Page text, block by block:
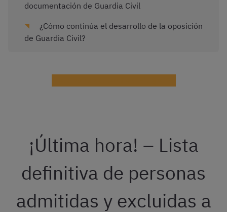
documentación de Guardia Civil
¿Cómo continúa el desarrollo de la oposición
de Guardia Civil?
¡Última hora! – Lista
definitiva de personas
admitidas y excluidas a